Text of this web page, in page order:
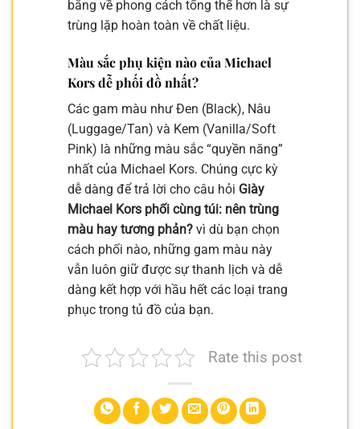
bằng về phong cách tổng thể hơn là sự
trùng lặp hoàn toàn về chất liệu.
Màu sắc phụ kiện nào của Michael
Kors dễ phối đồ nhất?
Các gam màu như Đen (Black), Nâu
(Luggage/Tan) và Kem (Vanilla/Soft
Pink) là những màu sắc “quyền năng”
nhất của Michael Kors. Chúng cực kỳ
dễ dàng để trả lời cho câu hỏi Giày
Michael Kors phối cùng túi: nên trùng
màu hay tương phản? vì dù bạn chọn
cách phối nào, những gam màu này
vẫn luôn giữ được sự thanh lịch và dễ
dàng kết hợp với hầu hết các loại trang
phục trong tủ đồ của bạn.
Rate this post